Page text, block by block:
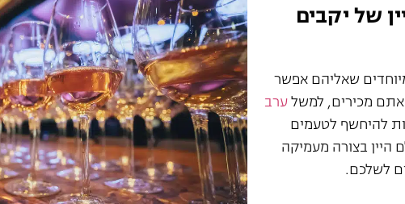
של יקבים
שאליהם אפשר
מכירים, למשלערב
להיחשף לטעמים
היין בצורה מעמיקה
לשלכם.